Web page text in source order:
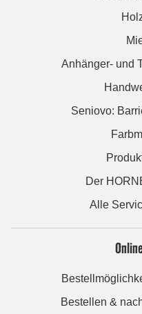
Anhänger- und
Seniovo:
Der
Alle
Bestellen &